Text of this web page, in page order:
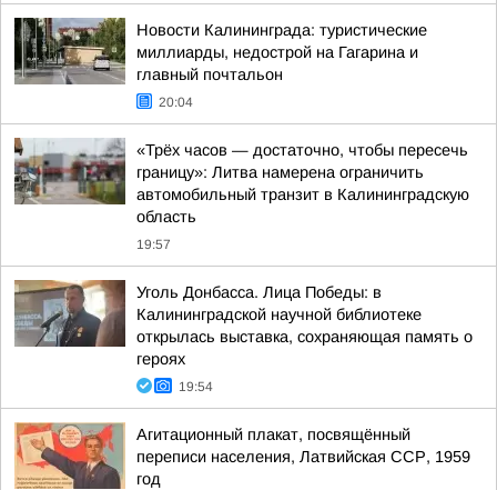
Новости Калининграда: туристические
миллиарды, недострой на Гагарина и
главный почтальон
20:04
«Трёх часов — достаточно, чтобы пересечь
границу»: Литва намерена ограничить
автомобильный транзит в Калининградскую
область
19:57
Уголь Донбасса. Лица Победы: в
Калининградской научной библиотеке
открылась выставка, сохраняющая память о
героях
19:54
Агитационный плакат, посвящённый
переписи населения, Латвийская ССР, 1959
год